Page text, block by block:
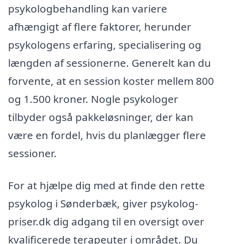
psykologbehandling kan variere
afhængigt af flere faktorer, herunder
psykologens erfaring, specialisering og
længden af sessionerne. Generelt kan du
forvente, at en session koster mellem 800
og 1.500 kroner. Nogle psykologer
tilbyder også pakkeløsninger, der kan
være en fordel, hvis du planlægger flere
sessioner.
For at hjælpe dig med at finde den rette
psykolog i Sønderbæk, giver psykolog-
priser.dk dig adgang til en oversigt over
kvalificerede terapeuter i området. Du